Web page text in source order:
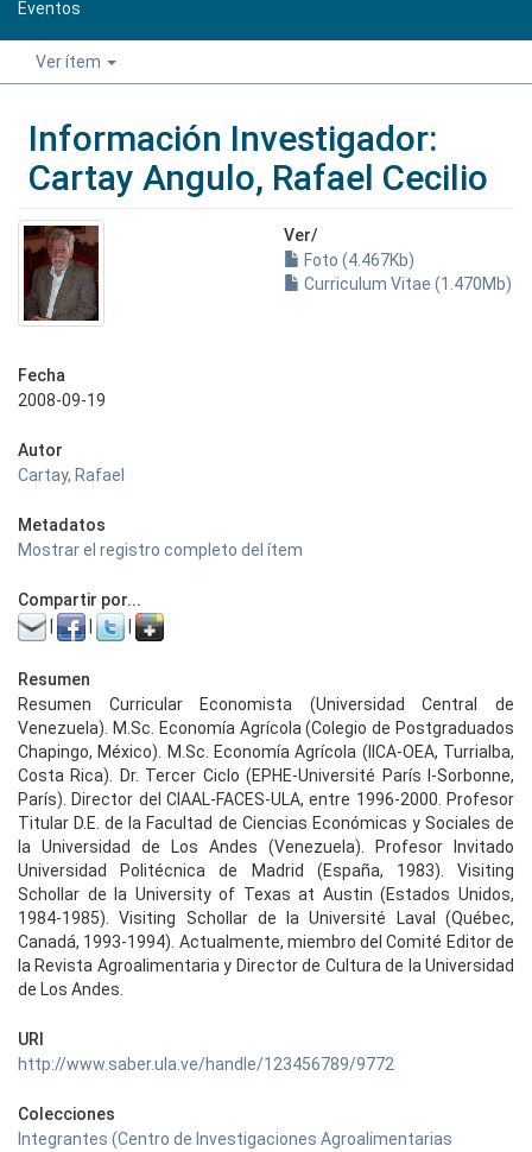
Eventos
Ver ítem
Información Investigador:
Cartay Angulo, Rafael Cecilio
Ver/
Foto (4.467Kb)
Curriculum Vitae (1.470Mb)
Fecha
2008-09-19
Autor
Cartay, Rafael
Metadatos
Mostrar el registro completo del ítem
Compartir por...
Resumen
Resumen Curricular Economista (Universidad Central de
Venezuela). M.Sc. Economía Agrícola (Colegio de Postgraduados
Chapingo, México). M.Sc. Economía Agrícola (IICA-OEA, Turrialba,
Costa Rica). Dr. Tercer Ciclo (EPHE-Université París I-Sorbonne,
París). Director del CIAAL-FACES-ULA, entre 1996-2000. Profesor
Titular D.E. de la Facultad de Ciencias Económicas y Sociales de
la Universidad de Los Andes (Venezuela). Profesor Invitado
Universidad Politécnica de Madrid (España, 1983). Visiting
Schollar de la University of Texas at Austin (Estados Unidos,
1984-1985). Visiting Schollar de la Université Laval (Québec,
Canadá, 1993-1994). Actualmente, miembro del Comité Editor de
la Revista Agroalimentaria y Director de Cultura de la Universidad
de Los Andes.
URI
http://www.saber.ula.ve/handle/123456789/9772
Colecciones
Integrantes (Centro de Investigaciones Agroalimentarias